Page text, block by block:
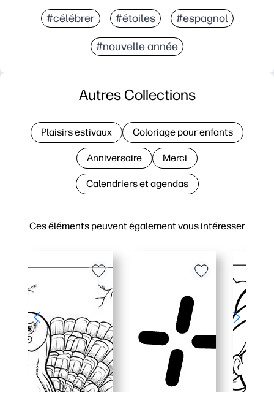
#célébrer #étoiles #espagnol
#nouvelle année
Ces éléments peuvent également vous intéresser
Autres Collections
Plaisirs estivaux Coloriage pour enfants
Anniversaire Merci
Calendriers et agendas